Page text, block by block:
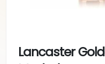
Lancaster